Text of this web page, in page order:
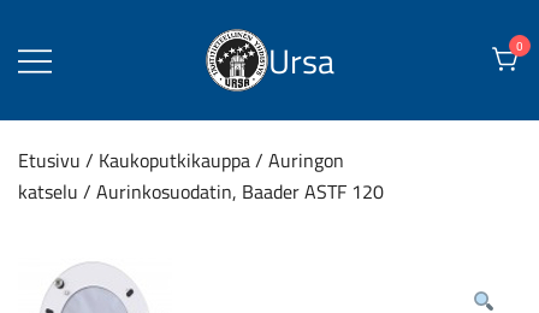
content
Ursa 0
Etusivu / Kaukoputkikauppa/ Auringon
katselu / Aurinkosuodatin, Baader ASTF 120